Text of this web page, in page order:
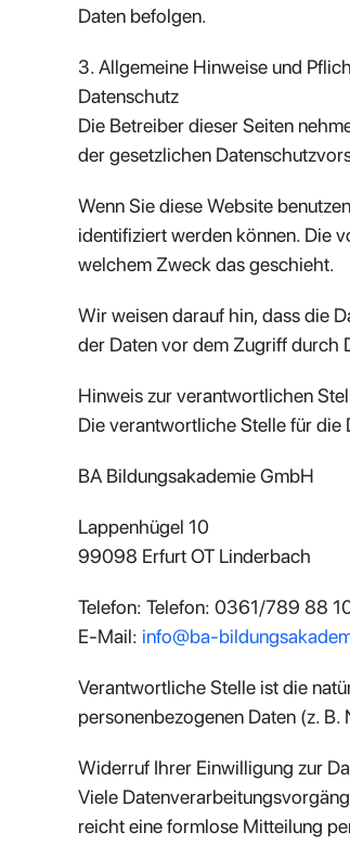
Daten befolgen.
3. Allgemeine Hinweise und
Datenschutz
Die Betreiber dieser Seiten
der gesetzlichen
Wenn Sie diese Website
identifiziert werden können. Die
welchem Zweck das geschieht.
Wir weisen darauf hin, dass die
der Daten vor dem Zugriff durch
Hinweis zur verantwortlichen
Die verantwortliche Stelle für die
BA Bildungsakademie GmbH
Lappenhügel 10
99098 Erfurt OT Linderbach
Telefon: Telefon: 0361/789 88
E-Mail: info@ba-
Verantwortliche Stelle ist die
personenbezogenen Daten (z.
Widerruf Ihrer Einwilligung zur
Viele
reicht eine formlose Mitteilung